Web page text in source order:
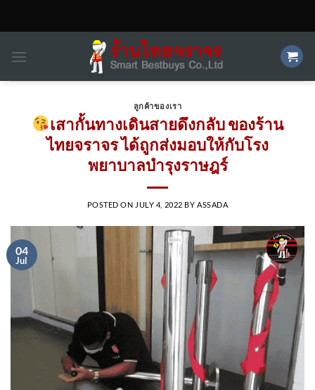
ลูกค้าของเรา
เสากั้นทางเดินสายดึงกลับ ของร้าน
ไทยจราจร ได้ถูกส่งมอบให้กับโรง
พยาบาลบำรุงราษฎร์
POSTED ON JULY 4, 2022 BY ASSADA
04
Jul